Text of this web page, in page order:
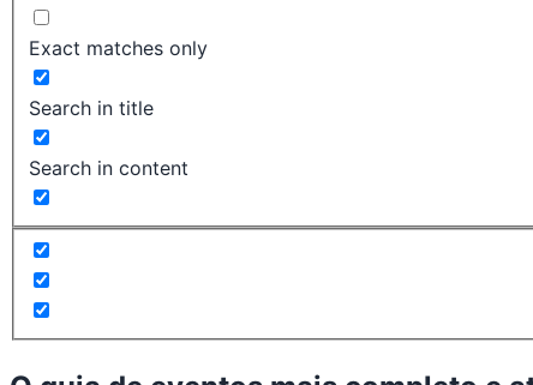
Exact matches only
Search in title
Search in content